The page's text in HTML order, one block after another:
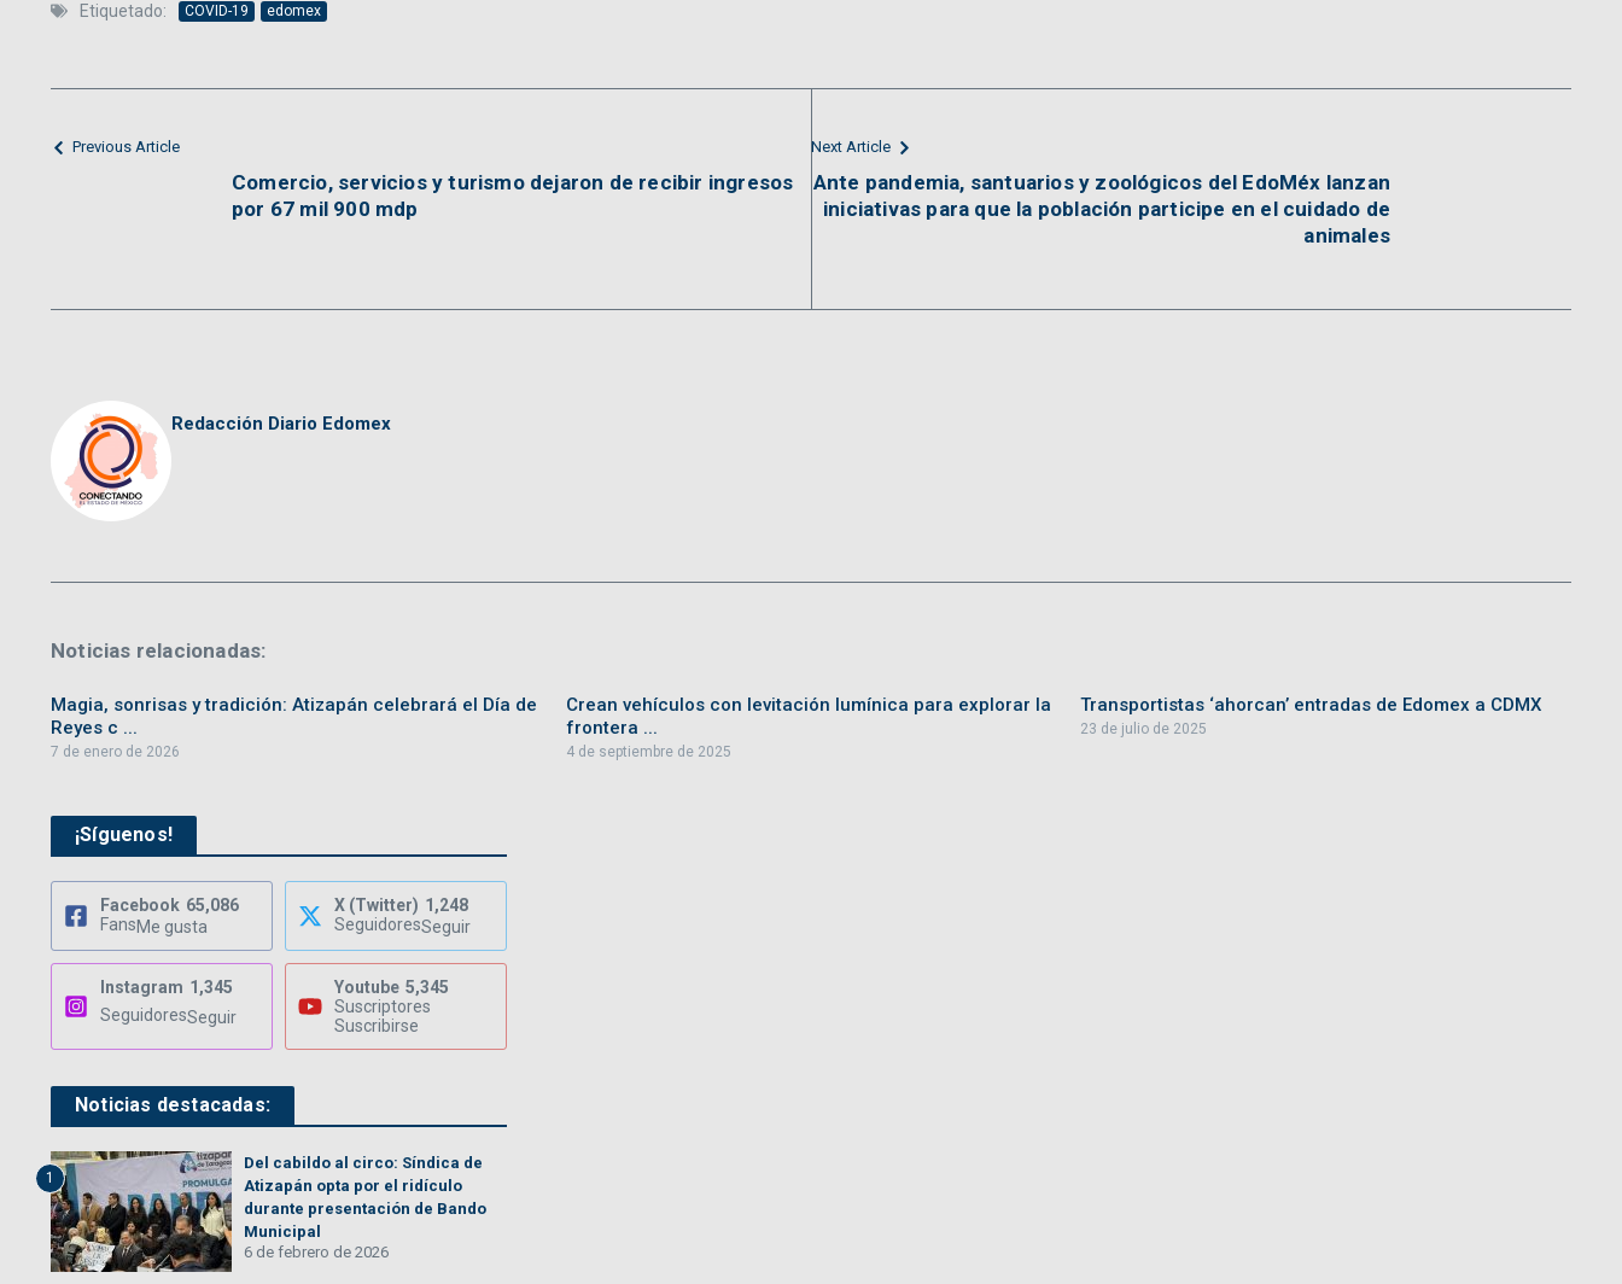
Etiquetado: COVID-19 edomex
Previous Article
Comercio, servicios y turismo dejaron de recibir ingresos
por 67 mil 900 mdp
Next Article
Ante pandemia, santuarios y zoológicos del EdoMéx lanzan
iniciativas para que la población participe en el cuidado de
animales
Redacción Diario Edomex
Noticias relacionadas:
Magia, sonrisas y tradición: Atizapán celebrará el Día de
Reyes c ...
7 de enero de 2026
Crean vehículos con levitación lumínica para explorar la
frontera ...
4 de septiembre de 2025
Transportistas ‘ahorcan’ entradas de Edomex a CDMX
23 de julio de 2025
¡Síguenos!
Facebook 65,086
FansMe gusta
X (Twitter) 1,248
SeguidoresSeguir
Instagram 1,345
SeguidoresSeguir
Youtube 5,345
Suscriptores
Suscribirse
Noticias destacadas:
1
Del cabildo al circo: Síndica de
Atizapán opta por el ridículo
durante presentación de Bando
Municipal
6 de febrero de 2026